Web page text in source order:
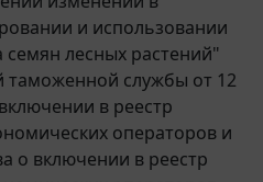
и использовании
лесных растений"
службы от 12
в реестр
операторов и
о включении в реестр
операторов